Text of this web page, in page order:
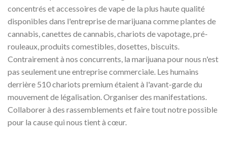
concentrés et accessoires de vape de la plus haute qualité
disponibles dans l'entreprise de marijuana comme plantes de
cannabis, canettes de cannabis, chariots de vapotage, pré-
rouleaux, produits comestibles, dosettes, biscuits.
Contrairement à nos concurrents, la marijuana pour nous n'est
pas seulement une entreprise commerciale. Les humains
derrière 510 chariots premium étaient à l'avant-garde du
mouvement de légalisation. Organiser des manifestations.
Collaborer à des rassemblements et faire tout notre possible
pour la cause qui nous tient à cœur.